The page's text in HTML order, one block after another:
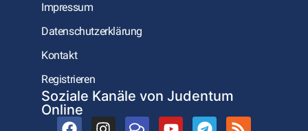
Impressum
Datenschutzerklärung
Kontakt
Registrieren
Soziale Kanäle von Judentum
Online